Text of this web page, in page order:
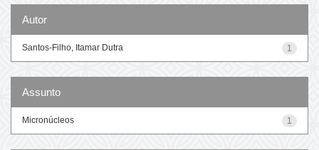
Autor
1
Santos-Filho, Itamar Dutra
Assunto
1
Micronúcleos